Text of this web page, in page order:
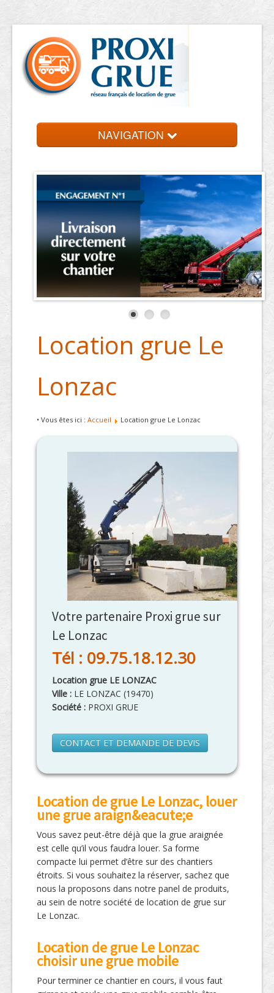
NAVIGATION
Location grue Le
Lonzac
• Vous êtes ici : Accueil Location grue Le Lonzac
Votre partenaire Proxi grue sur
Le Lonzac
Tél : 09.75.18.12.30
Location grue LE LONZAC
Ville : LE LONZAC (19470)
Société : PROXI GRUE
CONTACT ET DEMANDE DE DEVIS
Location de grue Le Lonzac, louer
une grue araign&eacute;e
Vous savez peut-être déjà que la grue araignée
est celle qu’il vous faudra louer. Sa forme
compacte lui permet d’être sur des chantiers
étroits. Si vous souhaitez la réserver, sachez que
nous la proposons dans notre panel de produits,
au sein de notre société de location de grue sur
Le Lonzac.
Location de grue Le Lonzac
choisir une grue mobile
Pour terminer ce chantier en cours, il vous faut